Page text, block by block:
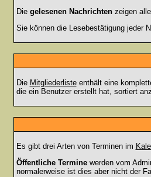
Die gelesenen Nachrichtenzeigen alle
Sie können die Lesebestätigung jeder
Die Mitgliederlisteenthält eine
die ein Benutzer erstellt hat, sortiert
Es gibt drei Arten von Terminen im
Öffentliche Terminewerden vom
normalerweise ist dies aber nicht der